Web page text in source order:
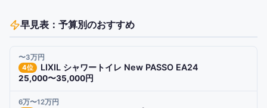
早見表：予算別のおすすめ
〜3万円
4位 LIXIL シャワートイレ New PASSO EA24
25,000〜35,000円
6万〜12万円